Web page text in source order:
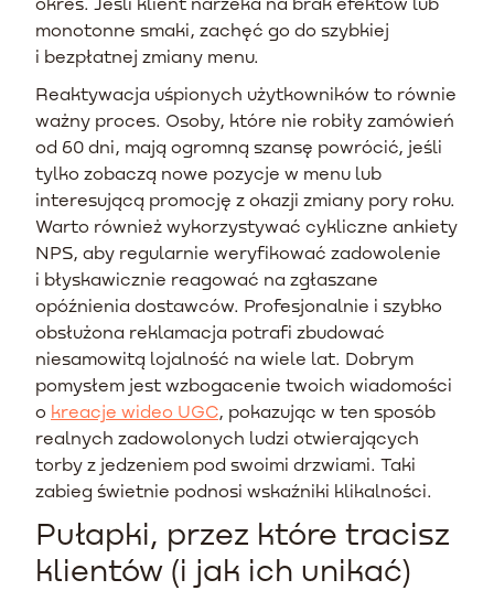
monotonne smaki, zachęć go do szybkiej
i bezpłatnej zmiany menu.
Reaktywacja uśpionych użytkowników to równie
ważny proces. Osoby, które nie robiły zamówień
od 60 dni, mają ogromną szansę powrócić, jeśli
tylko zobaczą nowe pozycje w menu lub
interesującą promocję z okazji zmiany pory roku.
Warto również wykorzystywać cykliczne ankiety
NPS, aby regularnie weryfikować zadowolenie
i błyskawicznie reagować na zgłaszane
opóźnienia dostawców. Profesjonalnie i szybko
obsłużona reklamacja potrafi zbudować
niesamowitą lojalność na wiele lat. Dobrym
pomysłem jest wzbogacenie twoich wiadomości
o kreacje wideo UGC, pokazując w ten sposób
realnych zadowolonych ludzi otwierających
torby z jedzeniem pod swoimi drzwiami. Taki
zabieg świetnie podnosi wskaźniki klikalności.
Pułapki, przez które tracisz
klientów (i jak ich unikać)